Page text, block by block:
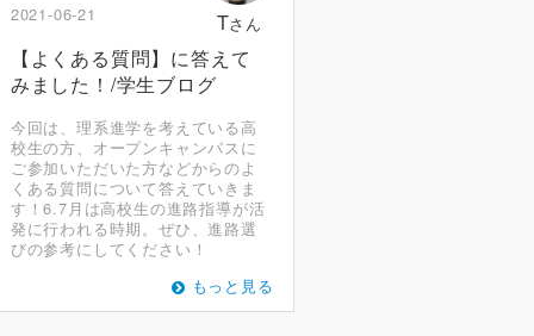
Tさん
2021-06-21
【よくある質問】に答えて
みました！/学生ブログ
今回は、理系進学を考えている高
校生の方、オープンキャンパスに
ご参加いただいた方などからのよ
くある質問について答えていきま
す！6.7月は高校生の進路指導が活
発に行われる時期。ぜひ、進路選
びの参考にしてください！
もっと見る